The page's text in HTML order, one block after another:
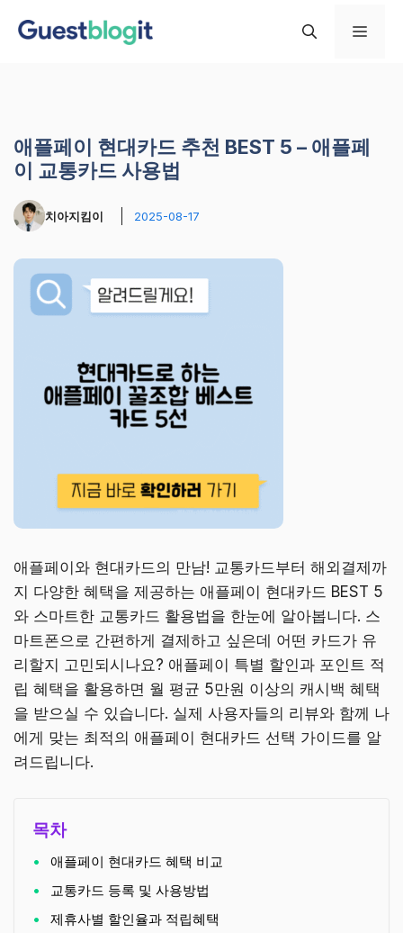
메
애플페이 현대카드 추천 BEST 5 – 애플페
이 교통카드 사용법
치아지킴이 2025-08-17
애플페이와 현대카드의 만남! 교통카드부터 해외결제까
지 다양한 혜택을 제공하는 애플페이 현대카드 BEST 5
와 스마트한 교통카드 활용법을 한눈에 알아봅니다. 스
마트폰으로 간편하게 결제하고 싶은데 어떤 카드가 유
리할지 고민되시나요? 애플페이 특별 할인과 포인트 적
립 혜택을 활용하면 월 평균 5만원 이상의 캐시백 혜택
을 받으실 수 있습니다. 실제 사용자들의 리뷰와 함께 나
에게 맞는 최적의 애플페이 현대카드 선택 가이드를 알
려드립니다.
목차
애플페이 현대카드 혜택 비교
교통카드 등록 및 사용방법
제휴사별 할인율과 적립혜택